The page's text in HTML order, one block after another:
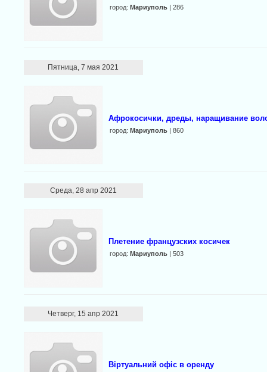
город: Мариуполь | 286
Пятница, 7 мая 2021
Афрокосички, дреды, наращивание
город: Мариуполь | 860
Среда, 28 апр 2021
Плетение французских косичек
город: Мариуполь | 503
Четверг, 15 апр 2021
Віртуальний офіс в оренду